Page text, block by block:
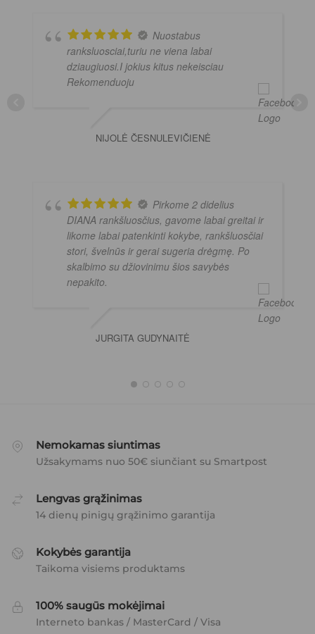
Nuostabus
ranksluosciai,turiu ne viena labai
dziaugiuosi.I jokius kitus nekeisciau
Rekomenduoju
NIJOLĖ ČESNULEVIČIENĖ
Pirkome 2 didelius
DIANA rankšluosčius, gavome labai greitai ir
likome labai patenkinti kokybe, rankšluosčiai
stori, švelnūs ir gerai sugeria drėgmę. Po
skalbimo su džiovinimu šios savybės
nepakito.
JURGITA GUDYNAITĖ
Nemokamas siuntimas
Užsakymams nuo 50€ siunčiant su Smartpost
Lengvas grąžinimas
14 dienų pinigų grąžinimo garantija
Kokybės garantija
Taikoma visiems produktams
100% saugūs mokėjimai
Interneto bankas / MasterCard / Visa